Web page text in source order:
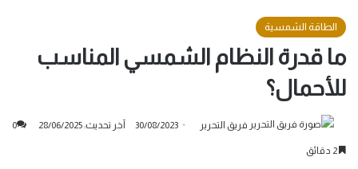
الطاقة الشمسية
ما قدرة النظام الشمسي المناسب
للأحمال؟
فريق التحرير 30/08/2023 آخر تحديث: 28/06/2025 0